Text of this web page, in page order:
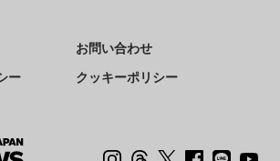
お問い合わせ
ー
クッキーポリシー